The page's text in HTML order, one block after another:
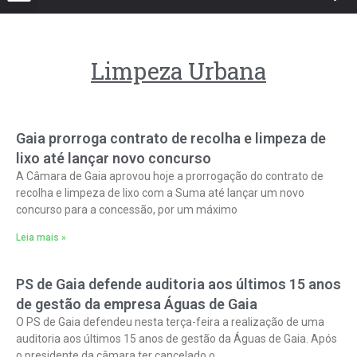
Limpeza Urbana
Gaia prorroga contrato de recolha e limpeza de
lixo até lançar novo concurso
A Câmara de Gaia aprovou hoje a prorrogação do contrato de
recolha e limpeza de lixo com a Suma até lançar um novo
concurso para a concessão, por um máximo
Leia mais »
PS de Gaia defende auditoria aos últimos 15 anos
de gestão da empresa Águas de Gaia
O PS de Gaia defendeu nesta terça-feira a realização de uma
auditoria aos últimos 15 anos de gestão da Águas de Gaia. Após